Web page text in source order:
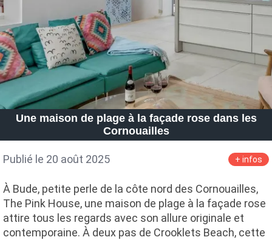
Une maison de plage à la façade rose dans les
Cornouailles
Publié le 20 août 2025 + infos
À Bude, petite perle de la côte nord des Cornouailles,
The Pink House, une maison de plage à la façade rose
attire tous les regards avec son allure originale et
contemporaine. À deux pas de Crooklets Beach, cette